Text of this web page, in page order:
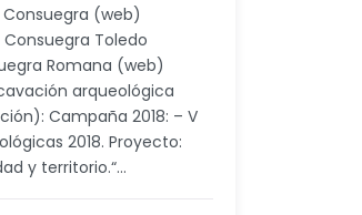
(web)
Toledo
Romana (web)
arqueológica
Campaña 2018: – V
2018. Proyecto:
y territorio.“…